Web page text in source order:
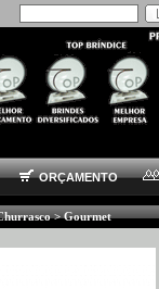
ORÇAMENTO
> Gourmet